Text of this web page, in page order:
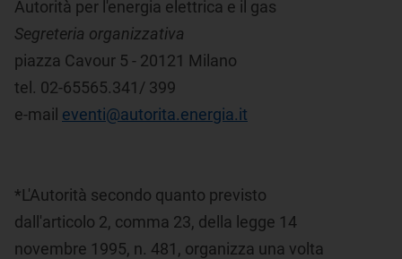
Autorità per l'energia elettrica e il gas
Segreteria organizzativa
piazza Cavour 5 - 20121 Milano
tel. 02-65565.341/ 399
e-mail eventi@autorita.energia.it
*L'Autorità secondo quanto previsto
dall'articolo 2, comma 23, della legge 14
novembre 1995, n. 481, organizza una volta